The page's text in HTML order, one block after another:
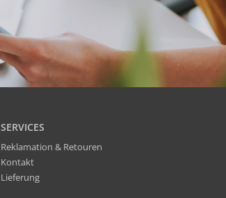
SERVICES
Reklamation & Retouren
Kontakt
Lieferung